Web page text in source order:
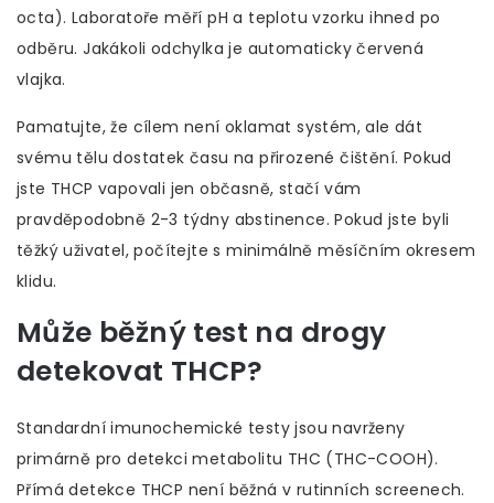
octa). Laboratoře měří pH a teplotu vzorku ihned po
odběru. Jakákoli odchylka je automaticky červená
vlajka.
Pamatujte, že cílem není oklamat systém, ale dát
svému tělu dostatek času na přirozené čištění. Pokud
jste THCP vapovali jen občasně, stačí vám
pravděpodobně 2-3 týdny abstinence. Pokud jste byli
těžký uživatel, počítejte s minimálně měsíčním okresem
klidu.
Může běžný test na drogy
detekovat THCP?
Standardní imunochemické testy jsou navrženy
primárně pro detekci metabolitu THC (THC-COOH).
Přímá detekce THCP není běžná v rutinních screenech.